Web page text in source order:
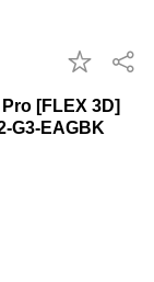
[FLEX 3D]
G3-EAGBK